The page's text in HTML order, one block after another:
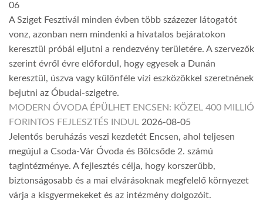
06
A Sziget Fesztivál minden évben több százezer látogatót
vonz, azonban nem mindenki a hivatalos bejáratokon
keresztül próbál eljutni a rendezvény területére. A szervezők
szerint évről évre előfordul, hogy egyesek a Dunán
keresztül, úszva vagy különféle vízi eszközökkel szeretnének
bejutni az Óbudai-szigetre.
MODERN ÓVODA ÉPÜLHET ENCSEN: KÖZEL 400 MILLIÓ
FORINTOS FEJLESZTÉS INDUL 2026-08-05
Jelentős beruházás veszi kezdetét Encsen, ahol teljesen
megújul a Csoda-Vár Óvoda és Bölcsőde 2. számú
tagintézménye. A fejlesztés célja, hogy korszerűbb,
biztonságosabb és a mai elvárásoknak megfelelő környezet
várja a kisgyermekeket és az intézmény dolgozóit.